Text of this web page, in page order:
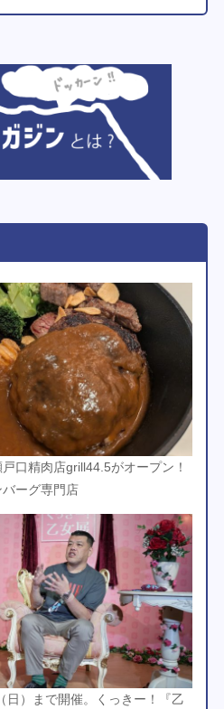
口精肉店grill44.5がオープン！
ーグ専門店
日）まで開催。くっきー！『乙